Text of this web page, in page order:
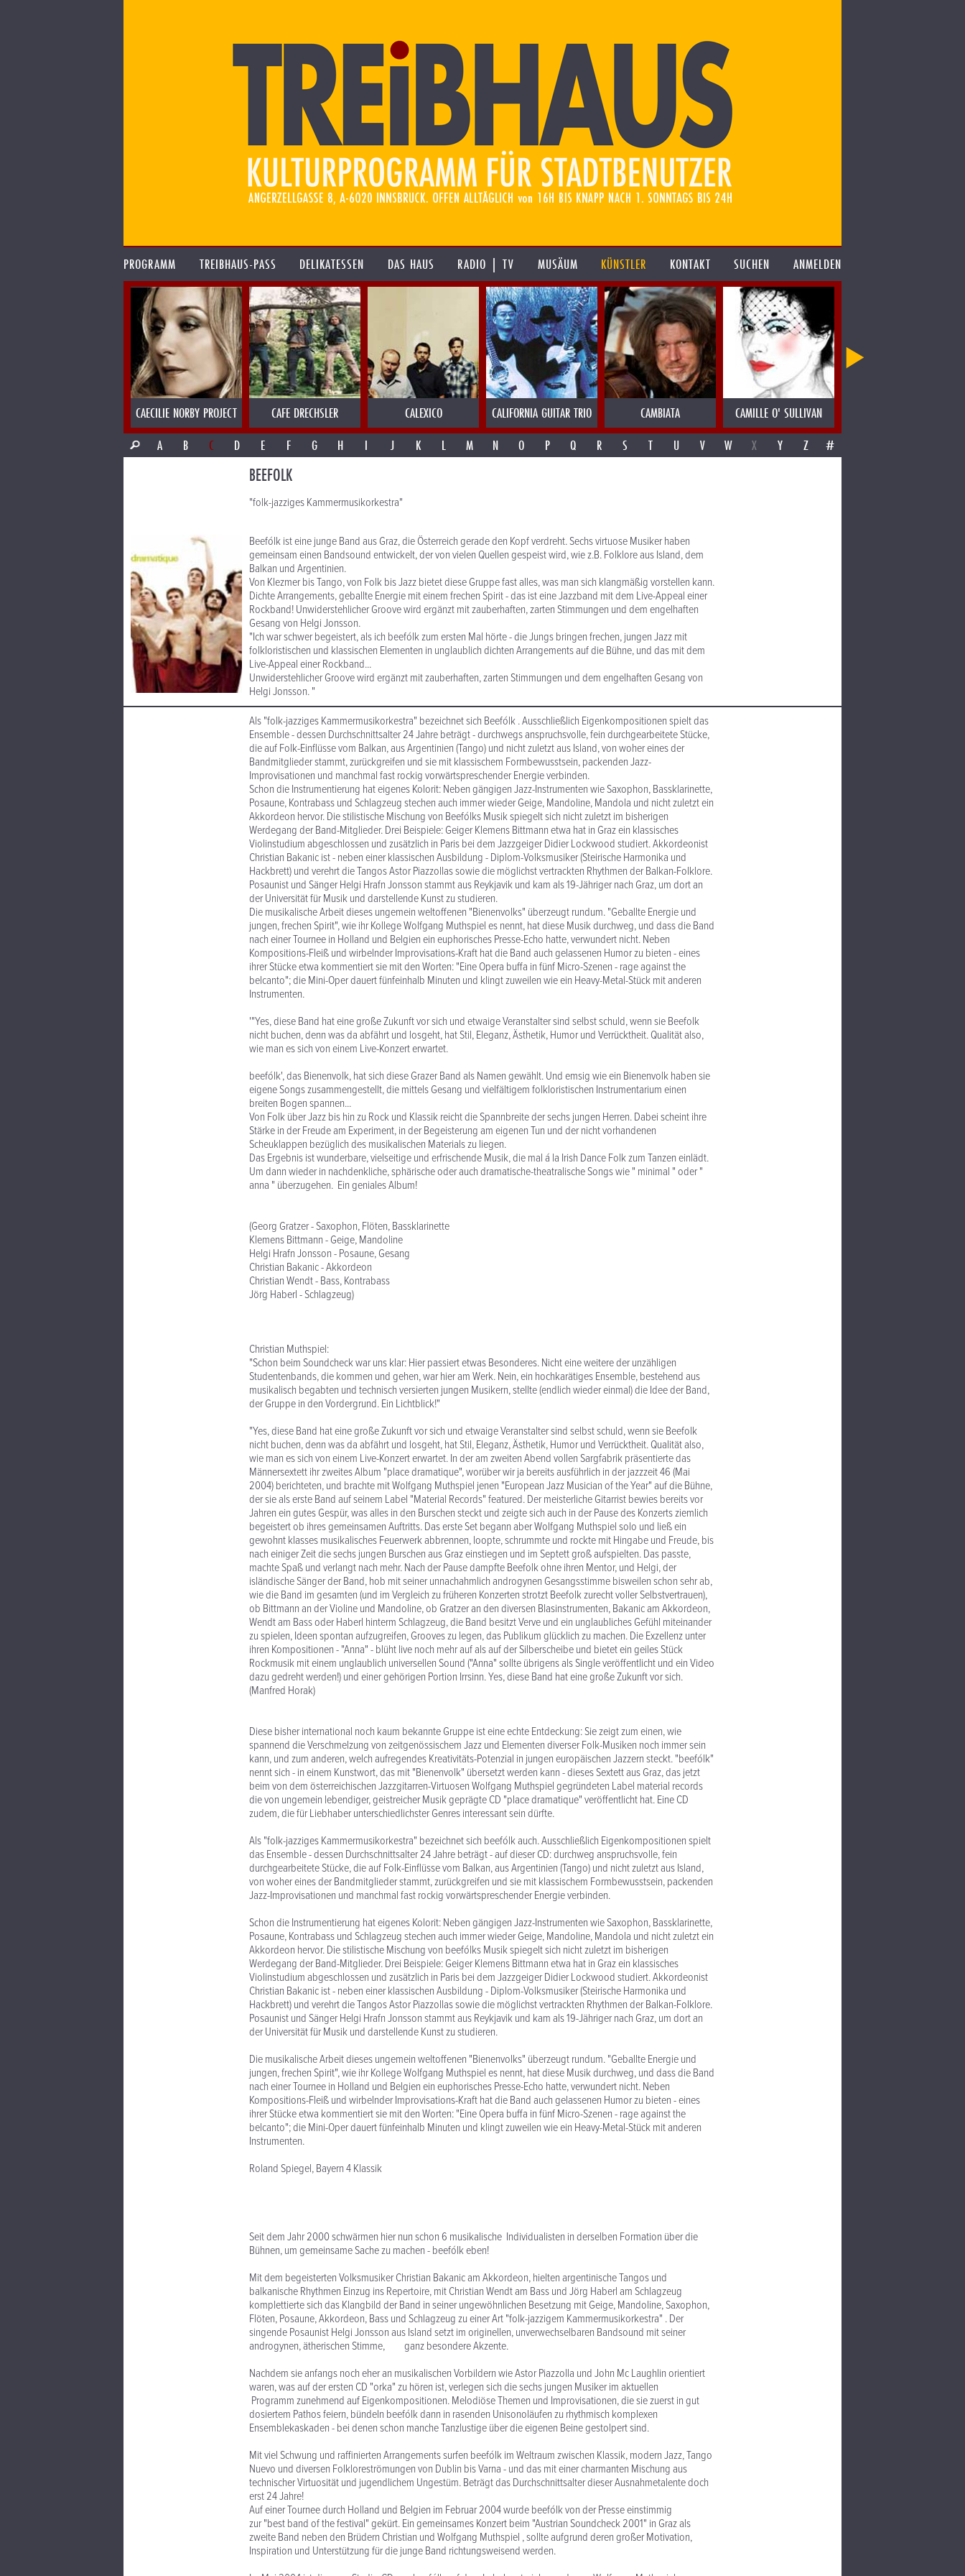
PROGRAMM TREIBHAUS-PASS DELIKATESSEN DAS HAUS RADIO | TV MUSÄUM KÜNSTLER KONTAKT SUCHEN ANMELDEN
CAECILIE NORBY PROJECT CAFE DRECHSLER CALEXICO CALIFORNIA GUITAR TRIO CAMBIATA CAMILLE O' SULLIVAN
A
B C D E F G H I J K L M N O P Q R S T U V W X Y Z #
BEEFOLK
"folk-jazziges Kammermusikorkestra"
Beefólk ist eine junge Band aus Graz, die Österreich gerade den Kopf verdreht. Sechs virtuose Musiker haben
gemeinsam einen Bandsound entwickelt, der von vielen Quellen gespeist wird, wie z.B. Folklore aus Island, dem
Balkan und Argentinien.
Von Klezmer bis Tango, von Folk bis Jazz bietet diese Gruppe fast alles, was man sich klangmäßig vorstellen kann.
Dichte Arrangements, geballte Energie mit einem frechen Spirit - das ist eine Jazzband mit dem Live-Appeal einer
Rockband! Unwiderstehlicher Groove wird ergänzt mit zauberhaften, zarten Stimmungen und dem engelhaften
Gesang von Helgi Jonsson.
"Ich war schwer begeistert, als ich beefólk zum ersten Mal hörte - die Jungs bringen frechen, jungen Jazz mit
folkloristischen und klassischen Elementen in unglaublich dichten Arrangements auf die Bühne, und das mit dem
Live-Appeal einer Rockband...
Unwiderstehlicher Groove wird ergänzt mit zauberhaften, zarten Stimmungen und dem engelhaften Gesang von
Helgi Jonsson. "
Als "folk-jazziges Kammermusikorkestra" bezeichnet sich Beefólk . Ausschließlich Eigenkompositionen spielt das
Ensemble - dessen Durchschnittsalter 24 Jahre beträgt - durchwegs anspruchsvolle, fein durchgearbeitete Stücke,
die auf Folk-Einflüsse vom Balkan, aus Argentinien (Tango) und nicht zuletzt aus Island, von woher eines der
Bandmitglieder stammt, zurückgreifen und sie mit klassischem Formbewusstsein, packenden Jazz-
Improvisationen und manchmal fast rockig vorwärtspreschender Energie verbinden.
Schon die Instrumentierung hat eigenes Kolorit: Neben gängigen Jazz-Instrumenten wie Saxophon, Bassklarinette,
Posaune, Kontrabass und Schlagzeug stechen auch immer wieder Geige, Mandoline, Mandola und nicht zuletzt ein
Akkordeon hervor. Die stilistische Mischung von Beefólks Musik spiegelt sich nicht zuletzt im bisherigen
Werdegang der Band-Mitglieder. Drei Beispiele: Geiger Klemens Bittmann etwa hat in Graz ein klassisches
Violinstudium abgeschlossen und zusätzlich in Paris bei dem Jazzgeiger Didier Lockwood studiert. Akkordeonist
Christian Bakanic ist - neben einer klassischen Ausbildung - Diplom-Volksmusiker (Steirische Harmonika und
Hackbrett) und verehrt die Tangos Astor Piazzollas sowie die möglichst vertrackten Rhythmen der Balkan-Folklore.
Posaunist und Sänger Helgi Hrafn Jonsson stammt aus Reykjavik und kam als 19-Jähriger nach Graz, um dort an
der Universität für Musik und darstellende Kunst zu studieren.
Die musikalische Arbeit dieses ungemein weltoffenen "Bienenvolks" überzeugt rundum. "Geballte Energie und
jungen, frechen Spirit", wie ihr Kollege Wolfgang Muthspiel es nennt, hat diese Musik durchweg, und dass die Band
nach einer Tournee in Holland und Belgien ein euphorisches Presse-Echo hatte, verwundert nicht. Neben
Kompositions-Fleiß und wirbelnder Improvisations-Kraft hat die Band auch gelassenen Humor zu bieten - eines
ihrer Stücke etwa kommentiert sie mit den Worten: "Eine Opera buffa in fünf Micro-Szenen - rage against the
belcanto"; die Mini-Oper dauert fünfeinhalb Minuten und klingt zuweilen wie ein Heavy-Metal-Stück mit anderen
Instrumenten.
'"Yes, diese Band hat eine große Zukunft vor sich und etwaige Veranstalter sind selbst schuld, wenn sie Beefolk
nicht buchen, denn was da abfährt und losgeht, hat Stil, Eleganz, Ästhetik, Humor und Verrücktheit. Qualität also,
wie man es sich von einem Live-Konzert erwartet.
beefólk', das Bienenvolk, hat sich diese Grazer Band als Namen gewählt. Und emsig wie ein Bienenvolk haben sie
eigene Songs zusammengestellt, die mittels Gesang und vielfältigem folkloristischen Instrumentarium einen
breiten Bogen spannen...
Von Folk über Jazz bis hin zu Rock und Klassik reicht die Spannbreite der sechs jungen Herren. Dabei scheint ihre
Stärke in der Freude am Experiment, in der Begeisterung am eigenen Tun und der nicht vorhandenen
Scheuklappen bezüglich des musikalischen Materials zu liegen.
Das Ergebnis ist wunderbare, vielseitige und erfrischende Musik, die mal á la Irish Dance Folk zum Tanzen einlädt.
Um dann wieder in nachdenkliche, sphärische oder auch dramatische-theatralische Songs wie " minimal " oder "
anna " überzugehen. Ein geniales Album!
(Georg Gratzer - Saxophon, Flöten, Bassklarinette
Klemens Bittmann - Geige, Mandoline
Helgi Hrafn Jonsson - Posaune, Gesang
Christian Bakanic - Akkordeon
Christian Wendt - Bass, Kontrabass
Jörg Haberl - Schlagzeug)
Christian Muthspiel:
"Schon beim Soundcheck war uns klar: Hier passiert etwas Besonderes. Nicht eine weitere der unzähligen
Studentenbands, die kommen und gehen, war hier am Werk. Nein, ein hochkarätiges Ensemble, bestehend aus
musikalisch begabten und technisch versierten jungen Musikern, stellte (endlich wieder einmal) die Idee der Band,
der Gruppe in den Vordergrund. Ein Lichtblick!"
"Yes, diese Band hat eine große Zukunft vor sich und etwaige Veranstalter sind selbst schuld, wenn sie Beefolk
nicht buchen, denn was da abfährt und losgeht, hat Stil, Eleganz, Ästhetik, Humor und Verrücktheit. Qualität also,
wie man es sich von einem Live-Konzert erwartet. In der am zweiten Abend vollen Sargfabrik präsentierte das
Männersextett ihr zweites Album "place dramatique", worüber wir ja bereits ausführlich in der jazzzeit 46 (Mai
2004) berichteten, und brachte mit Wolfgang Muthspiel jenen "European Jazz Musician of the Year" auf die Bühne,
der sie als erste Band auf seinem Label "Material Records" featured. Der meisterliche Gitarrist bewies bereits vor
Jahren ein gutes Gespür, was alles in den Burschen steckt und zeigte sich auch in der Pause des Konzerts ziemlich
begeistert ob ihres gemeinsamen Auftritts. Das erste Set begann aber Wolfgang Muthspiel solo und ließ ein
gewohnt klasses musikalisches Feuerwerk abbrennen, loopte, schrummte und rockte mit Hingabe und Freude, bis
nach einiger Zeit die sechs jungen Burschen aus Graz einstiegen und im Septett groß aufspielten. Das passte,
machte Spaß und verlangt nach mehr. Nach der Pause dampfte Beefolk ohne ihren Mentor, und Helgi, der
isländische Sänger der Band, hob mit seiner unnachahmlich androgynen Gesangsstimme bisweilen schon sehr ab,
wie die Band im gesamten (und im Vergleich zu früheren Konzerten strotzt Beefolk zurecht voller Selbstvertrauen),
ob Bittmann an der Violine und Mandoline, ob Gratzer an den diversen Blasinstrumenten, Bakanic am Akkordeon,
Wendt am Bass oder Haberl hinterm Schlagzeug, die Band besitzt Verve und ein unglaubliches Gefühl miteinander
zu spielen, Ideen spontan aufzugreifen, Grooves zu legen, das Publikum glücklich zu machen. Die Exzellenz unter
ihren Kompositionen - "Anna" - blüht live noch mehr auf als auf der Silberscheibe und bietet ein geiles Stück
Rockmusik mit einem unglaublich universellen Sound ("Anna" sollte übrigens als Single veröffentlicht und ein Video
dazu gedreht werden!) und einer gehörigen Portion Irrsinn. Yes, diese Band hat eine große Zukunft vor sich.
(Manfred Horak)
Diese bisher international noch kaum bekannte Gruppe ist eine echte Entdeckung: Sie zeigt zum einen, wie
spannend die Verschmelzung von zeitgenössischem Jazz und Elementen diverser Folk-Musiken noch immer sein
kann, und zum anderen, welch aufregendes Kreativitäts-Potenzial in jungen europäischen Jazzern steckt. "beefólk"
nennt sich - in einem Kunstwort, das mit "Bienenvolk" übersetzt werden kann - dieses Sextett aus Graz, das jetzt
beim von dem österreichischen Jazzgitarren-Virtuosen Wolfgang Muthspiel gegründeten Label material records
die von ungemein lebendiger, geistreicher Musik geprägte CD "place dramatique" veröffentlicht hat. Eine CD
zudem, die für Liebhaber unterschiedlichster Genres interessant sein dürfte.
Als "folk-jazziges Kammermusikorkestra" bezeichnet sich beefólk auch. Ausschließlich Eigenkompositionen spielt
das Ensemble - dessen Durchschnittsalter 24 Jahre beträgt - auf dieser CD: durchweg anspruchsvolle, fein
durchgearbeitete Stücke, die auf Folk-Einflüsse vom Balkan, aus Argentinien (Tango) und nicht zuletzt aus Island,
von woher eines der Bandmitglieder stammt, zurückgreifen und sie mit klassischem Formbewusstsein, packenden
Jazz-Improvisationen und manchmal fast rockig vorwärtspreschender Energie verbinden.
Schon die Instrumentierung hat eigenes Kolorit: Neben gängigen Jazz-Instrumenten wie Saxophon, Bassklarinette,
Posaune, Kontrabass und Schlagzeug stechen auch immer wieder Geige, Mandoline, Mandola und nicht zuletzt ein
Akkordeon hervor. Die stilistische Mischung von beefólks Musik spiegelt sich nicht zuletzt im bisherigen
Werdegang der Band-Mitglieder. Drei Beispiele: Geiger Klemens Bittmann etwa hat in Graz ein klassisches
Violinstudium abgeschlossen und zusätzlich in Paris bei dem Jazzgeiger Didier Lockwood studiert. Akkordeonist
Christian Bakanic ist - neben einer klassischen Ausbildung - Diplom-Volksmusiker (Steirische Harmonika und
Hackbrett) und verehrt die Tangos Astor Piazzollas sowie die möglichst vertrackten Rhythmen der Balkan-Folklore.
Posaunist und Sänger Helgi Hrafn Jonsson stammt aus Reykjavik und kam als 19-Jähriger nach Graz, um dort an
der Universität für Musik und darstellende Kunst zu studieren.
Die musikalische Arbeit dieses ungemein weltoffenen "Bienenvolks" überzeugt rundum. "Geballte Energie und
jungen, frechen Spirit", wie ihr Kollege Wolfgang Muthspiel es nennt, hat diese Musik durchweg, und dass die Band
nach einer Tournee in Holland und Belgien ein euphorisches Presse-Echo hatte, verwundert nicht. Neben
Kompositions-Fleiß und wirbelnder Improvisations-Kraft hat die Band auch gelassenen Humor zu bieten - eines
ihrer Stücke etwa kommentiert sie mit den Worten: "Eine Opera buffa in fünf Micro-Szenen - rage against the
belcanto"; die Mini-Oper dauert fünfeinhalb Minuten und klingt zuweilen wie ein Heavy-Metal-Stück mit anderen
Instrumenten.
Roland Spiegel, Bayern 4 Klassik
Seit dem Jahr 2000 schwärmen hier nun schon 6 musikalische Individualisten in derselben Formation über die
Bühnen, um gemeinsame Sache zu machen - beefólk eben!
Mit dem begeisterten Volksmusiker Christian Bakanic am Akkordeon, hielten argentinische Tangos und
balkanische Rhythmen Einzug ins Repertoire, mit Christian Wendt am Bass und Jörg Haberl am Schlagzeug
komplettierte sich das Klangbild der Band in seiner ungewöhnlichen Besetzung mit Geige, Mandoline, Saxophon,
Flöten, Posaune, Akkordeon, Bass und Schlagzeug zu einer Art "folk-jazzigem Kammermusikorkestra" . Der
singende Posaunist Helgi Jonsson aus Island setzt im originellen, unverwechselbaren Bandsound mit seiner
androgynen, ätherischen Stimme, ganz besondere Akzente.
Nachdem sie anfangs noch eher an musikalischen Vorbildern wie Astor Piazzolla und John Mc Laughlin orientiert
waren, was auf der ersten CD "orka" zu hören ist, verlegen sich die sechs jungen Musiker im aktuellen
Programm zunehmend auf Eigenkompositionen. Melodiöse Themen und Improvisationen, die sie zuerst in gut
dosiertem Pathos feiern, bündeln beefólk dann in rasenden Unisonoläufen zu rhythmisch komplexen
Ensemblekaskaden - bei denen schon manche Tanzlustige über die eigenen Beine gestolpert sind.
Mit viel Schwung und raffinierten Arrangements surfen beefólk im Weltraum zwischen Klassik, modern Jazz, Tango
Nuevo und diversen Folkloreströmungen von Dublin bis Varna - und das mit einer charmanten Mischung aus
technischer Virtuosität und jugendlichem Ungestüm. Beträgt das Durchschnittsalter dieser Ausnahmetalente doch
erst 24 Jahre!
Auf einer Tournee durch Holland und Belgien im Februar 2004 wurde beefólk von der Presse einstimmig
zur "best band of the festival" gekürt. Ein gemeinsames Konzert beim "Austrian Soundcheck 2001" in Graz als
zweite Band neben den Brüdern Christian und Wolfgang Muthspiel , sollte aufgrund deren großer Motivation,
Inspiration und Unterstützung für die junge Band richtungsweisend werden.